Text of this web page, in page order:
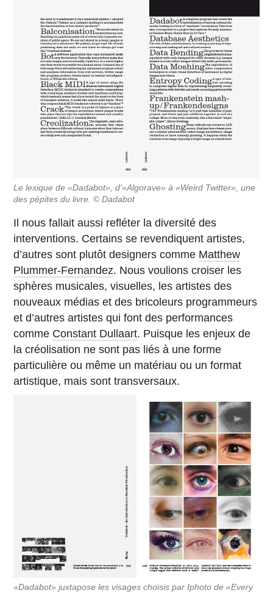
Le lexique de «Dadabot», d’«Algorave» à «Weird Twitter», une
des pépites du livre. © Dadabot
Il nous fallait aussi refléter la diversité des
interventions. Certains se revendiquent artistes,
d’autres sont plutôt designers comme Matthew
Plummer-Fernandez. Nous voulions croiser les
sphères musicales, visuelles, les artistes des
nouveaux médias et des bricoleurs programmeurs
et d’autres artistes qui font des performances
comme Constant Dullaart. Puisque les enjeux de
la créolisation ne sont pas liés à une forme
particulière ou même un matériau ou un format
artistique, mais sont transversaux.
«Dadabot» juxtapose les visages choisis par Iphoto de «Every